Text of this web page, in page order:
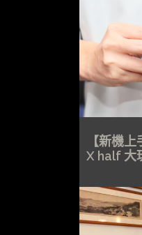
【新機
X half 大